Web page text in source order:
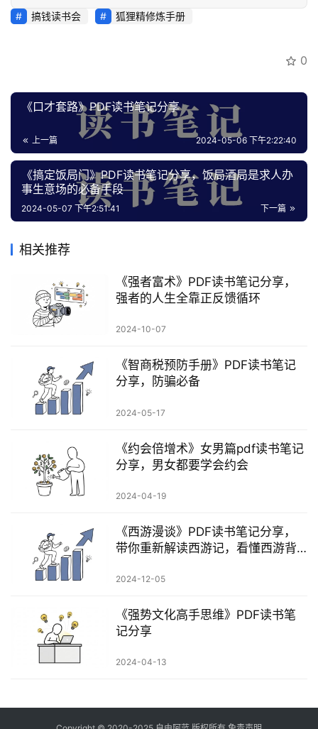
搞钱读书会 狐狸精修炼手册
0
《口才套路》PDF读书笔记分享
上一篇 2024-05-06 下午2:22:40
《搞定饭局门》PDF读书笔记分享，饭局酒局是求人办
事生意场的必备手段
下一篇
2024-05-07 下午2:51:41
相关推荐
《强者富术》PDF读书笔记分享，
强者的人生全靠正反馈循环
2024-10-07
《智商税预防手册》PDF读书笔记
分享，防骗必备
2024-05-17
《约会倍增术》女男篇pdf读书笔记
分享，男女都要学会约会
2024-04-19
《西游漫谈》PDF读书笔记分享，
带你重新解读西游记，看懂西游背
2024-12-05
《‮势强‬‎文化高手思维》PDF读书笔
记分享
2024-04-13